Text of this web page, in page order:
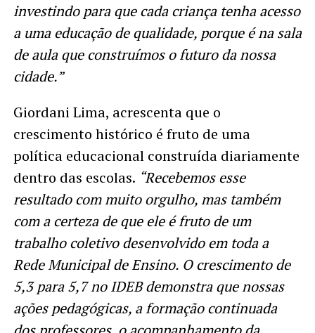
investindo para que cada criança tenha acesso
a uma educação de qualidade, porque é na sala
de aula que construímos o futuro da nossa
cidade.”
Giordani Lima, acrescenta que o
crescimento histórico é fruto de uma
política educacional construída diariamente
dentro das escolas. “Recebemos esse
resultado com muito orgulho, mas também
com a certeza de que ele é fruto de um
trabalho coletivo desenvolvido em toda a
Rede Municipal de Ensino. O crescimento de
5,3 para 5,7 no IDEB demonstra que nossas
ações pedagógicas, a formação continuada